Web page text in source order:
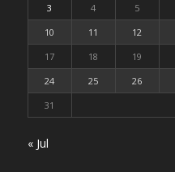
3
4 5
10
11 12
17
18 19
24
25 26
31
« Jul